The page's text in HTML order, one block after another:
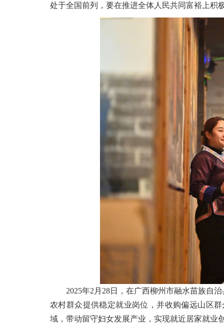
处于全国前列，要在推进全体人民共同富裕上积
2025年2月28日，在广西柳州市融水苗族自
农村群众提供稳定就业岗位，并收购偏远山区
域，带动留守妇女发展产业，实现就近居家就业